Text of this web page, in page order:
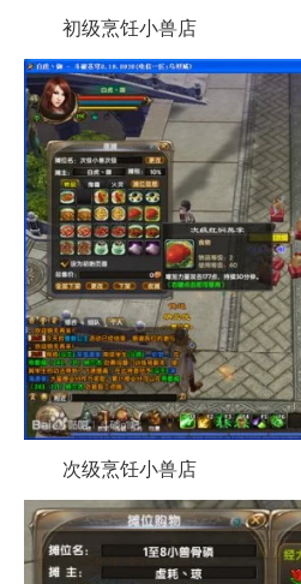
初级烹饪小兽店
次级烹饪小兽店